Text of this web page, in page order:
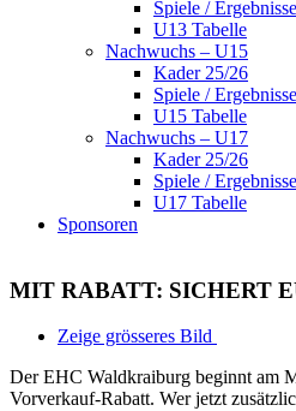
Spiele / Ergebnisse
U13 Tabelle
Nachwuchs – U15
Kader 25/26
Spiele / Ergebnisse
U15 Tabelle
Nachwuchs – U17
Kader 25/26
Spiele / Ergebnisse
U17 Tabelle
Sponsoren
MIT RABATT: SICHERT
Zeige grösseres Bild
Der EHC Waldkraiburg beginnt am
Vorverkauf-Rabatt. Wer jetzt